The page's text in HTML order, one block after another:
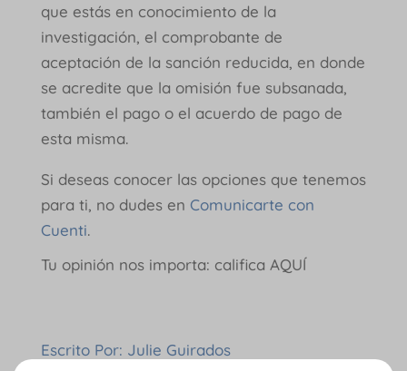
que estás en conocimiento de la
investigación, el comprobante de
aceptación de la sanción reducida, en donde
se acredite que la omisión fue subsanada,
también el pago o el acuerdo de pago de
esta misma.
Si deseas conocer las opciones que tenemos
para ti, no dudes en Comunicarte con
Cuenti.
Tu opinión nos importa: califica AQUÍ
Escrito Por: Julie Guirados